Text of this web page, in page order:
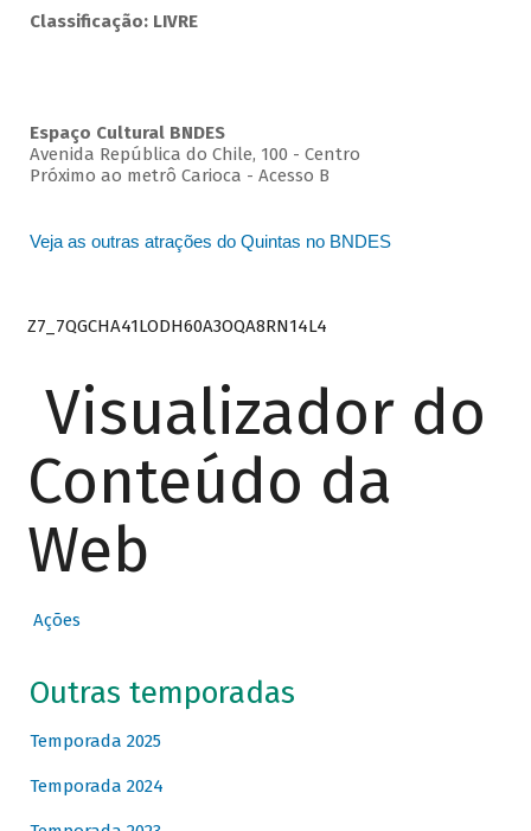
Classificação: LIVRE
Espaço Cultural BNDES
Avenida República do Chile, 100 - Centro
Próximo ao metrô Carioca - Acesso B
Veja as outras atrações do Quintas no BNDES
Z7_7QGCHA41LODH60A3OQA8RN14L4
Visualizador do
Conteúdo da
Web
Ações
Outras temporadas
Temporada 2025
Temporada 2024